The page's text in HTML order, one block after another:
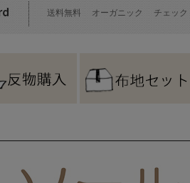
送料無料 オーガニック チェック